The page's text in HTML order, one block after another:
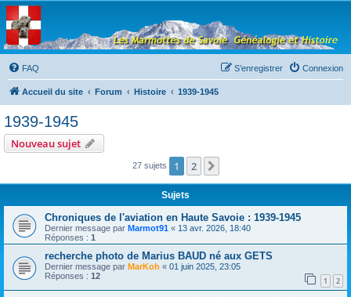
Les Marmottes de
Savoie
Forum d'entraide généalogique
FAQ
Connexion
S’enregistrer
Accueil du site Forum Histoire 1939-1945
1939-1945
Nouveau sujet
27 sujets 1 2
Sujets
Chroniques de l'aviation en Haute Savoie : 1939-1945
Dernier message par Marmot91 « 13 avr. 2026, 18:40
Réponses : 1
recherche photo de Marius BAUD né aux GETS
Dernier message par MarKoh « 01 juin 2025, 23:05
Réponses : 12 1 2